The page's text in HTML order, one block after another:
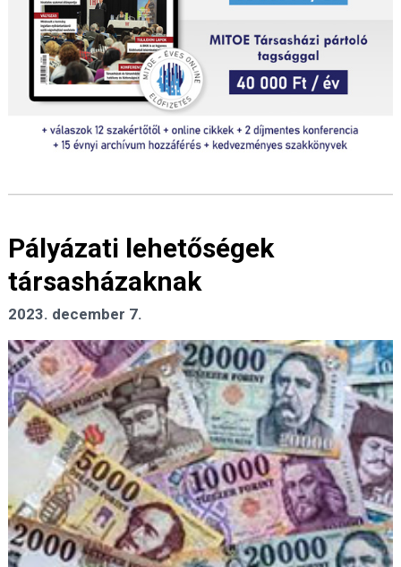
Pályázati lehetőségek
társasházaknak
2023. december 7.